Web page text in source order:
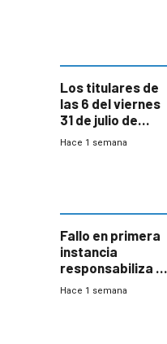
Los titulares de
las 6 del viernes
31 de julio de
2026
Hace 1 semana
Fallo en primera
instancia
responsabiliza al
Estado por falta
Hace 1 semana